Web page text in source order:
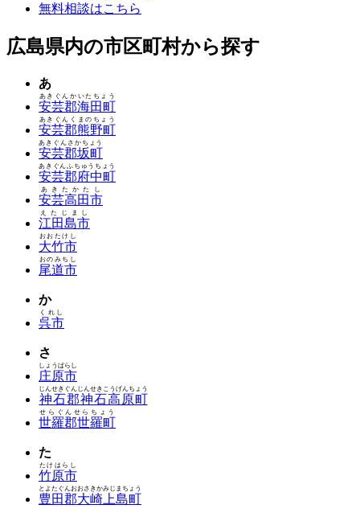
無料相談はこちら
広島県内の市区町村から探す
あ
安芸郡海田町
あきぐんかいたちょう
安芸郡熊野町
あきぐんくまのちょう
安芸郡坂町
あきぐんさかちょう
安芸郡府中町
あきぐんふちゅうちょう
安芸高田市
あきたかたし
江田島市
えたじまし
大竹市
おおたけし
尾道市
おのみちし
か
呉市
くれし
さ
庄原市
しょうばらし
神石郡神石高原町
じんせきぐんじんせきこうげんちょう
世羅郡世羅町
せらぐんせらちょう
た
竹原市
たけはらし
豊田郡大崎上島町
とよたぐんおおさきかみじまちょう